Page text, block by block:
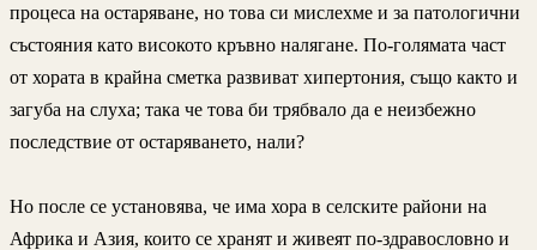
процеса на остаряване, но това си мислехме и за патологични
състояния като високото кръвно налягане. По-голямата част
от хората в крайна сметка развиват хипертония, също както и
загуба на слуха; така че това би трябвало да е неизбежно
последствие от остаряването, нали?
Но после се установява, че има хора в селските райони на
Африка и Азия, които се хранят и живеят по-здравословно и